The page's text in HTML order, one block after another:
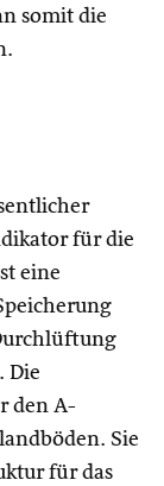
somit die
für die
eine
Die
den A-
Sie
für das